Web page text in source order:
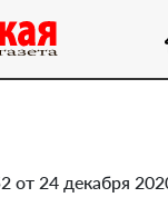
24 декабря